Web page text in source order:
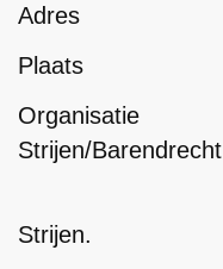
Adres :
Plaats :
Organisatie :
Strijen/
ADHD-
Strijen.